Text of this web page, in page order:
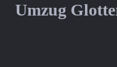
Umzug